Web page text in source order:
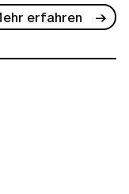
erfahren